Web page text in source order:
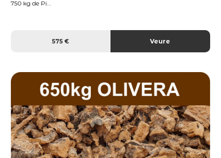
750 kg de Pi...
575 € Veure